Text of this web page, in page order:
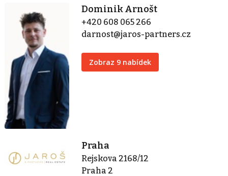
Dominik Arnošt
+420 608 065 266
darnost@jaros-partners.cz
Zobraz 9 nabídek
Praha
Rejskova 2168/12
Praha 2